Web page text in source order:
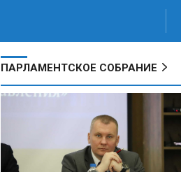
ПАРЛАМЕНТСКОЕ СОБРАНИЕ